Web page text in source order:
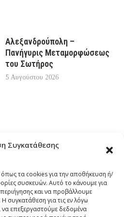
Συγκατάθεσης
όπως τα cookies για την αποθήκευση ή/
συσκευών. Αυτό το κάνουμε για
και να προβάλλουμε
Η συγκατάθεση για τις εν λόγω
να επεξεργαστούμε δεδομένα
Αλεξανδρούπολη –
Πανήγυρις Μεταμορφώσεως
του Σωτήρος
5 Αυγούστου 2026